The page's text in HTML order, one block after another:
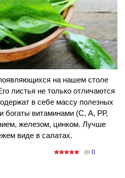
на нашем столе
листья не только отличаются
в себе массу полезных
богаты витаминами (С, А, РР,
железом, цинком. Лучше
виде в салатах.
0